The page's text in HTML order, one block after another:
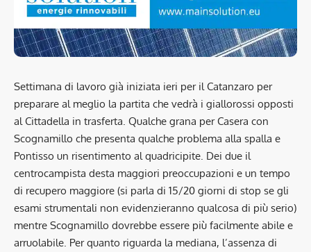
Settimana di lavoro già iniziata ieri per il Catanzaro per
preparare al meglio la partita che vedrà i giallorossi opposti
al Cittadella in trasferta. Qualche grana per Casera con
Scognamillo che presenta qualche problema alla spalla e
Pontisso un risentimento al quadricipite. Dei due il
centrocampista desta maggiori preoccupazioni e un tempo
di recupero maggiore (si parla di 15/20 giorni di stop se gli
esami strumentali non evidenzieranno qualcosa di più serio)
mentre Scognamillo dovrebbe essere più facilmente abile e
arruolabile. Per quanto riguarda la mediana, l’assenza di